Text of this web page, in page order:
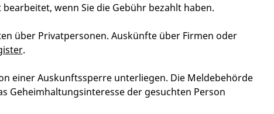
wenn Sie die Gebühr bezahlt haben.
über Privatpersonen. Auskünfte über Firmen oder
.
einer Auskunftssperre unterliegen. Die Meldebehörde
Geheimhaltungsinteresse der gesuchten Person